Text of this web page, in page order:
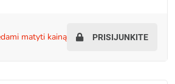
matyti kainą PRISIJUNKITE